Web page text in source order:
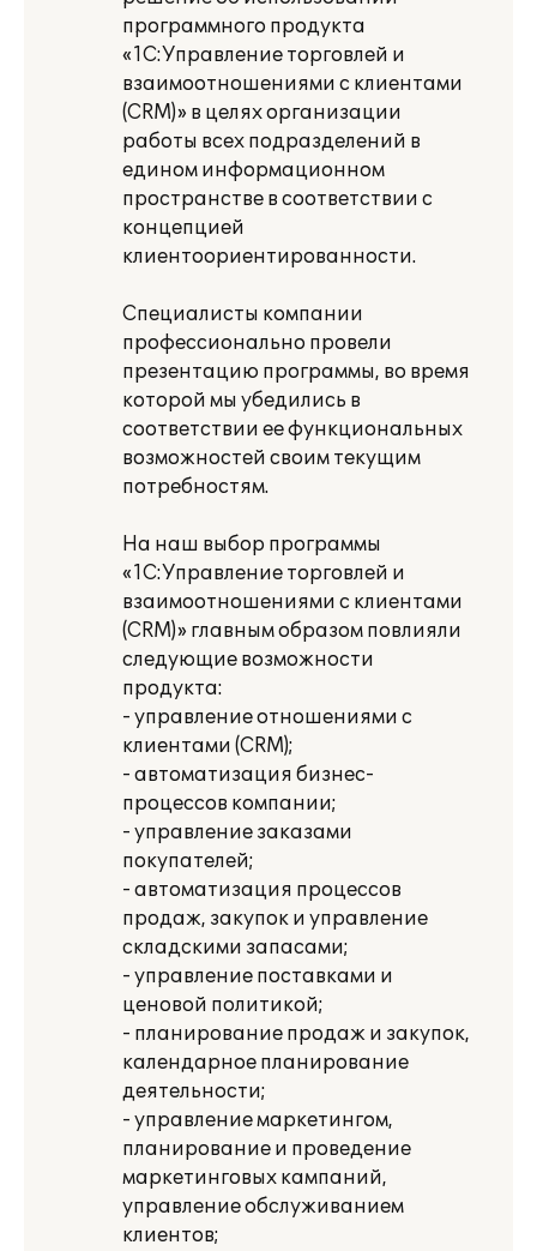
программного продукта
«1С:Управление торговлей и
взаимоотношениями с клиентами
(CRM)» в целях организации
работы всех подразделений в
едином информационном
пространстве в соответствии с
концепцией
клиентоориентированности.
Специалисты компании
профессионально провели
презентацию программы, во время
которой мы убедились в
соответствии ее функциональных
возможностей своим текущим
потребностям.
На наш выбор программы
«1С:Управление торговлей и
взаимоотношениями с клиентами
(CRM)» главным образом повлияли
следующие возможности
продукта:
- управление отношениями с
клиентами (CRM);
- автоматизация бизнес-
процессов компании;
- управление заказами
покупателей;
- автоматизация процессов
продаж, закупок и управление
складскими запасами;
- управление поставками и
ценовой политикой;
- планирование продаж и закупок,
календарное планирование
деятельности;
- управление маркетингом,
планирование и проведение
маркетинговых кампаний,
управление обслуживанием
клиентов;